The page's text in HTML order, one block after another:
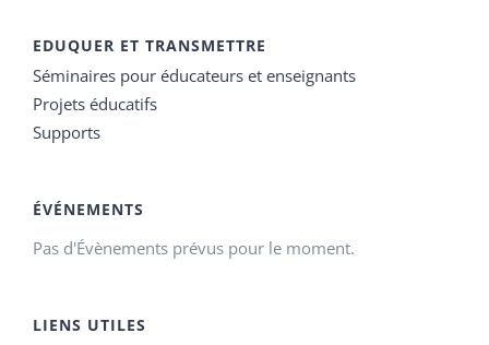
EDUQUER ET TRANSMETTRE
Séminaires pour éducateurs et enseignants
Projets éducatifs
Supports
ÉVÉNEMENTS
Pas d'Évènements prévus pour le moment.
LIENS UTILES